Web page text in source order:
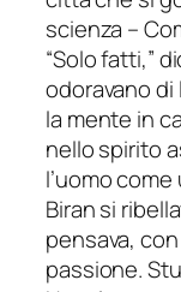
scienza –
“Solo fatti,”
odoravano di
la mente in
nello spirito
l’uomo
Biran si
pensava,
passione.